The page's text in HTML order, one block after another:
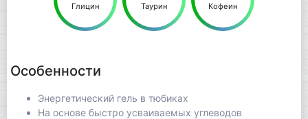
Глицин Таурин Кофеин
Особенности
Энергетический гель в тюбиках
На основе быстро усваиваемых углеводов